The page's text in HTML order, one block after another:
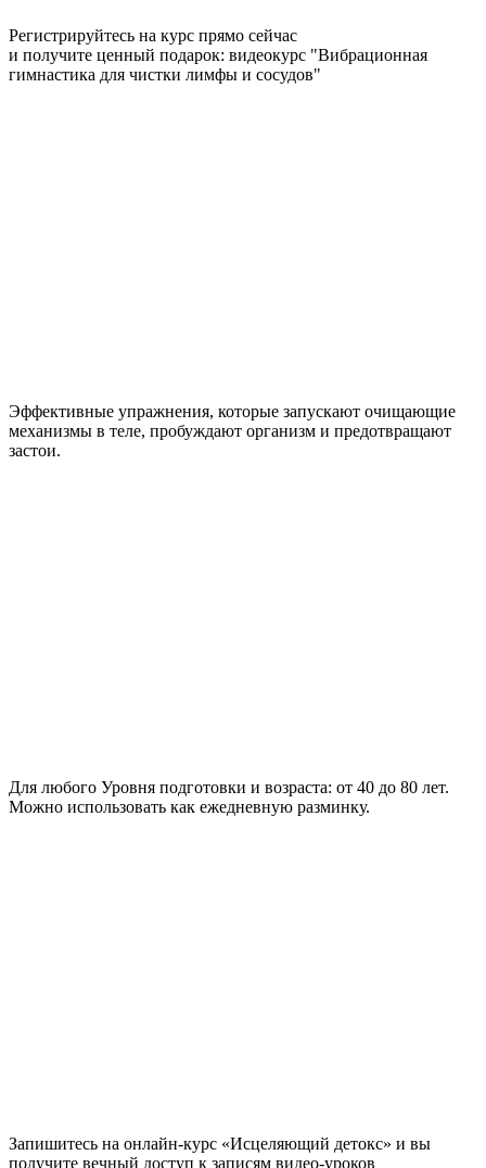
Регистрируйтесь на курс прямо сейчас
и получите ценный подарок: видеокурс "Вибрационная
гимнастика для чистки лимфы и сосудов"
Эффективные упражнения, которые запускают очищающие
механизмы в теле, пробуждают организм и предотвращают
застои.
Для любого Уровня подготовки и возраста: от 40 до 80 лет.
Можно использовать как ежедневную разминку.
Запишитесь на онлайн-курс «Исцеляющий детокс» и вы
получите вечный доступ к записям видео-уроков